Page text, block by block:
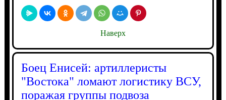
Наверх
Боец Енисей: артиллеристы
"Востока" ломают логистику ВСУ,
поражая группы подвоза